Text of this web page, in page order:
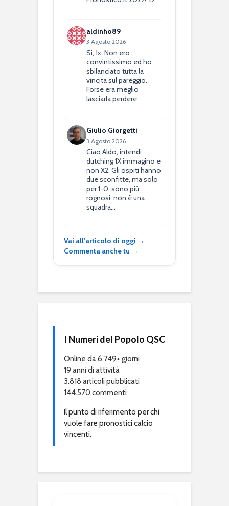
aldinho89
3 Agosto 2026
Si, 1x. Non ero
convintissimo ed ho
sbilanciato tutta la
vincita sul pareggio.
Forse era meglio
lasciarla perdere
Giulio Giorgetti
3 Agosto 2026
Ciao Aldo, intendi
dutching 1X immagino e
non X2. Gli ospiti hanno
due sconfitte, ma solo
per 1-0, sono più
rognosi, non è una
squadra…
Vai all’articolo di oggi →
Commenta anche tu →
I Numeri del Popolo QSC
Online da 6.749+ giorni
19 anni di attività
3.818 articoli pubblicati
144.570 commenti
Il punto di riferimento per chi
vuole fare pronostici calcio
vincenti.